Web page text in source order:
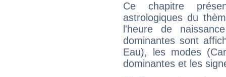
Ce chapitre
astrologiques du
l'heure de
dominantes sont
Eau), les modes
dominantes et les